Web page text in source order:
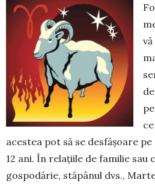
acestea pot să se desfășoare
12 ani. În relațiile de familie sau
gospodărie, stăpânul dvs.,